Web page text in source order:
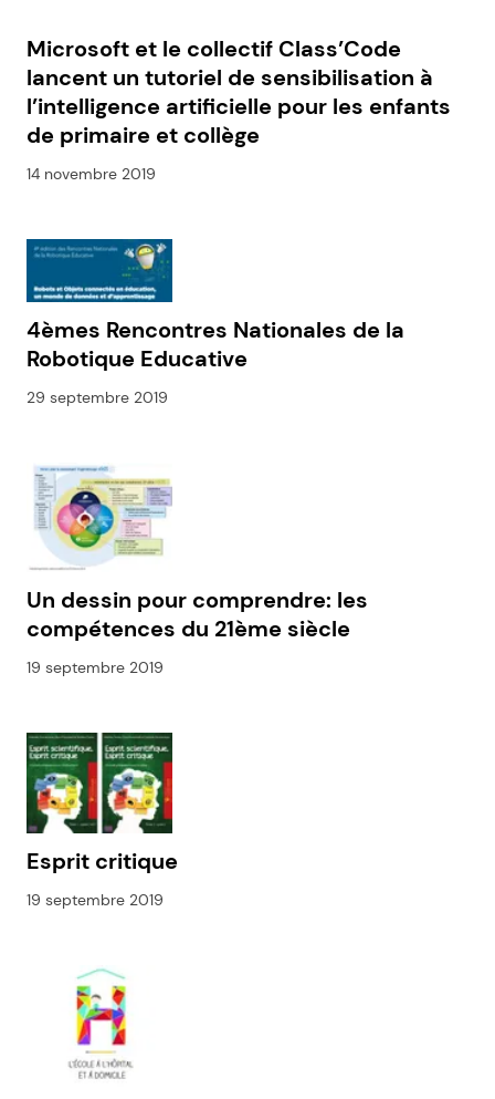
Microsoft et le collectif Class’Code
lancent un tutoriel de sensibilisation à
l’intelligence artificielle pour les enfants
de primaire et collège
14 novembre 2019
4èmes Rencontres Nationales de la
Robotique Educative
29 septembre 2019
Un dessin pour comprendre: les
compétences du 21ème siècle
19 septembre 2019
Esprit critique
19 septembre 2019